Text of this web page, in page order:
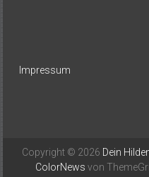
Impressum
Copyright © 2026 Dein
ColorNews von